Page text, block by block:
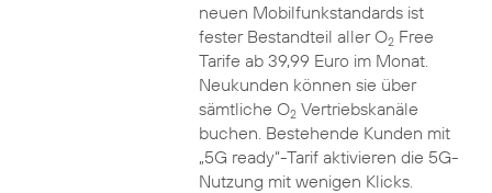
neuen Mobilfunkstandards ist
fester Bestandteil aller O2Free
Tarife ab 39,99 Euro im Monat.
Neukunden können sie über
sämtliche O2Vertriebskanäle
buchen. Bestehende Kunden mit
„5G ready“-Tarif aktivieren die 5G-
Nutzung mit wenigen Klicks.